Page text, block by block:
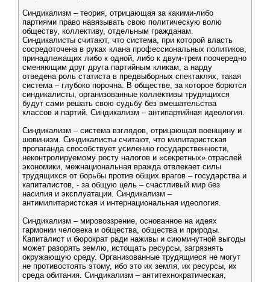
Синдикализм – теория, отрицающая за какими-либо
партиями право навязывать свою политическую волю
обществу, коллективу, отдельным гражданам.
Синдикалисты считают, что система, при которой власть
сосредоточена в руках клана профессиональных политиков,
принадлежащих либо к одной, либо к двум-трем поочередно
сменяющим друг друга партийным кликам, а нарду
отведена роль статиста в предвыборных спектаклях, такая
система – глубоко порочна. В обществе, за которое борются
синдикалисты, организованные коллективы трудящихся
будут сами решать свою судьбу без вмешательства
классов и партий. Синдикализм – антипартийная идеология.
Синдикализм – система взглядов, отрицающая военщину и
шовинизм. Синдикалисты считают, что милитаристская
пропаганда способствует усилению государственности,
неконтролируемому росту налогов и «секретных» отраслей
экономики, межнациональная вражда отвлекает силы
трудящихся от борьбы против общих врагов – государства и
капиталистов, - за общую цель – счастливый мир без
насилия и эксплуатации. Синдикализм –
антимилитаристская и интернациональная идеология.
Синдикализм – мировоззрение, основанное на идеях
гармонии человека и общества, общества и природы.
Капиталист и бюрократ ради наживы и сиюминутной выгоды
может разорять землю, истощать ресурсы, загрязнять
окружающую среду. Организованные трудящиеся не могут
не противостоять этому, ибо это их земля, их ресурсы, их
среда обитания. Синдикализм – антитехнократическая,